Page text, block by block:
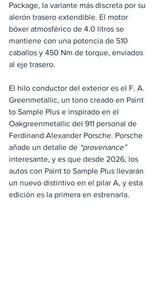
Package, la variante más discreta por su
alerón trasero extendible. El motor
bóxer atmosférico de 4.0 litros se
mantiene con una potencia de 510
caballos y 450 Nm de torque, enviados
al eje trasero.
El hilo conductor del exterior es el F. A.
Greenmetallic, un tono creado en Paint
to Sample Plus e inspirado en el
Oakgreenmetallic del 911 personal de
Ferdinand Alexander Porsche. Porsche
añade un detalle de “provenance”
interesante, y es que desde 2026, los
autos con Paint to Sample Plus llevarán
un nuevo distintivo en el pilar A, y esta
edición es la primera en estrenarla.